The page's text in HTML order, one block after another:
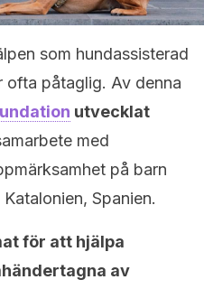
som hundassisterad
ofta påtaglig. Av denna
utvecklat
med
på barn
Spanien.
för att hjälpa
av